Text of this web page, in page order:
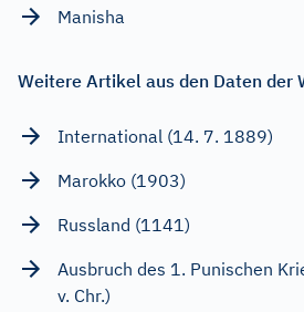
Manisha
Weitere Artikel aus den Daten der
International (14. 7. 1889)
Marokko (1903)
Russland (1141)
Ausbruch des 1. Punischen
v. Chr.)